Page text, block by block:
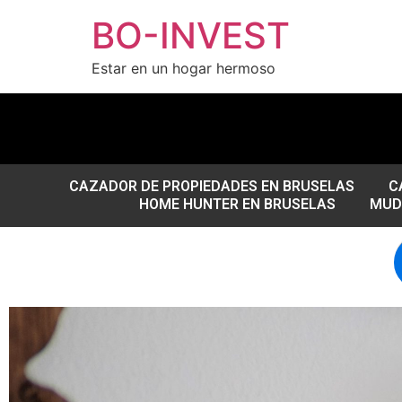
BO-INVEST
Estar en un hogar hermoso
CAZADOR DE PROPIEDADES EN BRUSELAS
HOME HUNTER EN BRUSELAS